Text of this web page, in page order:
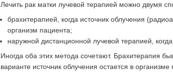
Лечить рак матки лучевой терапией можно двумя
брахитерапией, когда источник облучения
организм пациента;
наружной дистанционной лучевой терапией,
Иногда оба этих метода сочетают. Брахитерапия
варианте источник облучения остается в